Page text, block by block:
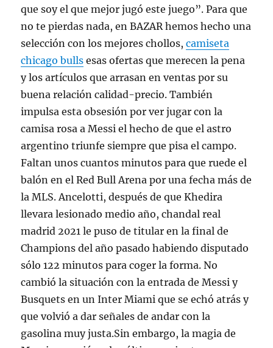
que soy el que mejor jugó este juego”. Para que
no te pierdas nada, en BAZAR hemos hecho una
selección con los mejores chollos,camiseta
chicago bulls esas ofertas que merecen la pena
y los artículos que arrasan en ventas por su
buena relación calidad-precio. También
impulsa esta obsesión por ver jugar con la
camisa rosa a Messi el hecho de que el astro
argentino triunfe siempre que pisa el campo.
Faltan unos cuantos minutos para que ruede el
balón en el Red Bull Arena por una fecha más de
la MLS. Ancelotti, después de que Khedira
llevara lesionado medio año, chandal real
madrid 2021 le puso de titular en la final de
Champions del año pasado habiendo disputado
sólo 122 minutos para coger la forma. No
cambió la situación con la entrada de Messi y
Busquets en un Inter Miami que se echó atrás y
que volvió a dar señales de andar con la
gasolina muy justa.Sin embargo, la magia de